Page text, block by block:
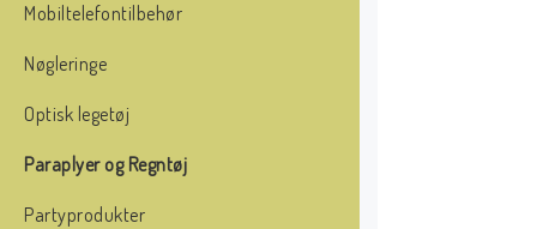
Mobiltelefontilbehør
Nøgleringe
Optisk legetøj
Paraplyer og Regntøj
Partyprodukter